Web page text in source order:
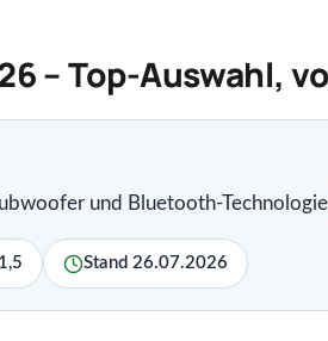
– Top-Auswahl,
und Bluetooth-Technologie
Stand 26.07.2026